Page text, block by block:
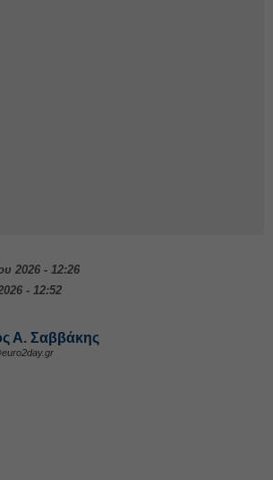
2026 - 12:26
- 12:52
Α. Σαββάκης